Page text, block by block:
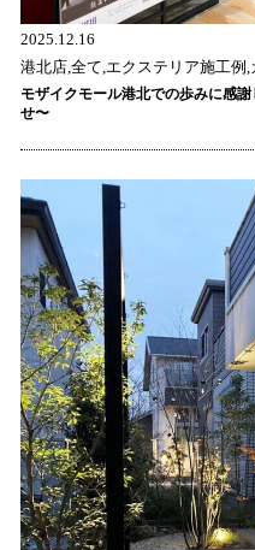
2025.12.16
港北店,全て,エクステリア施工例
モザイクモール港北での歩みに感
せ〜